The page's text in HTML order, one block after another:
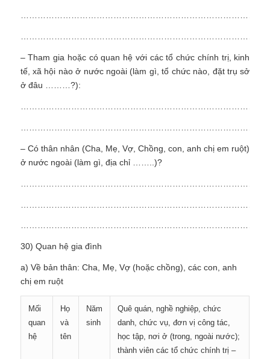
– Tham gia hoặc có quan hệ với các tổ chức chính trị, kinh
tế, xã hội nào ở nước ngoài (làm gì, tổ chức nào, đặt trụ sở
ở đâu ………?):
– Có thân nhân (Cha, Mẹ, Vợ, Chồng, con, anh chị em ruột)
ở nước ngoài (làm gì, địa chỉ ……..)?
30) Quan hệ gia đình
a) Về bản thân: Cha, Mẹ, Vợ (hoặc chồng), các con, anh
chị em ruột
Mối
quan
hệ
Họ
và
tên
Năm
sinh
Quê quán, nghề nghiệp, chức
danh, chức vụ, đơn vị công tác,
học tập, nơi ở (trong, ngoài nước);
thành viên các tổ chức chính trị –